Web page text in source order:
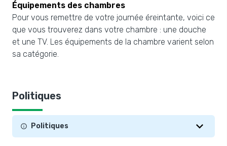
Équipements des chambres
Pour vous remettre de votre journée éreintante, voici ce
que vous trouverez dans votre chambre : une douche
et une TV. Les équipements de la chambre varient selon
sa catégorie.
Politiques
Politiques